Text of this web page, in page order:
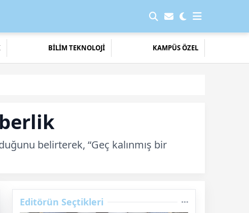
BİLİM TEKNOLOJİ KAMPÜS ÖZEL
belirterek, “Geç kalınmış bir
Editörün Seçtikleri